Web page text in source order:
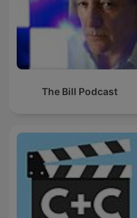
The Bill Podcast